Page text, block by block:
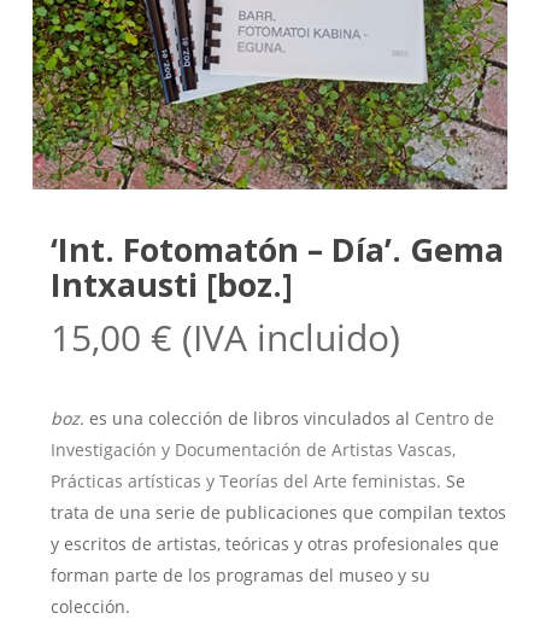
‘Int. Fotomatón – Día’. Gema
Intxausti [boz.]
15,00 € (IVA incluido)
boz. es una colección de libros vinculados al Centro de
Investigación y Documentación de Artistas Vascas,
Prácticas artísticas y Teorías del Arte feministas. Se
trata de una serie de publicaciones que compilan textos
y escritos de artistas, teóricas y otras profesionales que
forman parte de los programas del museo y su
colección.